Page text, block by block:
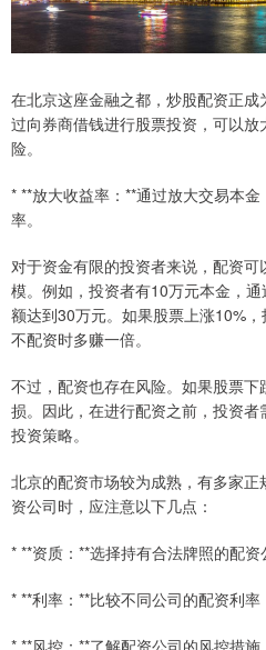
在北京这座金融之都，炒股配资正
过向券商借钱进行股票投资，可以
险。
* **放大收益率：**通过放大交易本
率。
对于资金有限的投资者来说，配资
模。例如，投资者有10万元本金，
额达到30万元。如果股票上涨10%
不配资时多赚一倍。
不过，配资也存在风险。如果股票
损。因此，在进行配资之前，投资
投资策略。
北京的配资市场较为成熟，有多家
资公司时，应注意以下几点：
* **资质：**选择持有合法牌照的配资
* **利率：**比较不同公司的配资利率
* **风控：**了解配资公司的风控措施